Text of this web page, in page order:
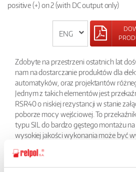
positive (+) on 2 (with DC output only)
Zdobyte na przestrzeni ostatnich lat
nam na dostarczanie produktów dla
automatyków, oraz projektantów
Jednym z takich elementów jest
RSR40 o niskiej rezystancji w stanie
poborze mocy wejściowej. To
typu SIL do bardzo gęstego montażu na
wysokiej jakości wykonania może być
przez wiele lat bez jakichkolwiek oznak
wydajności. Zaleca się jego stosowanie
wymagających dużej trwałości np. w